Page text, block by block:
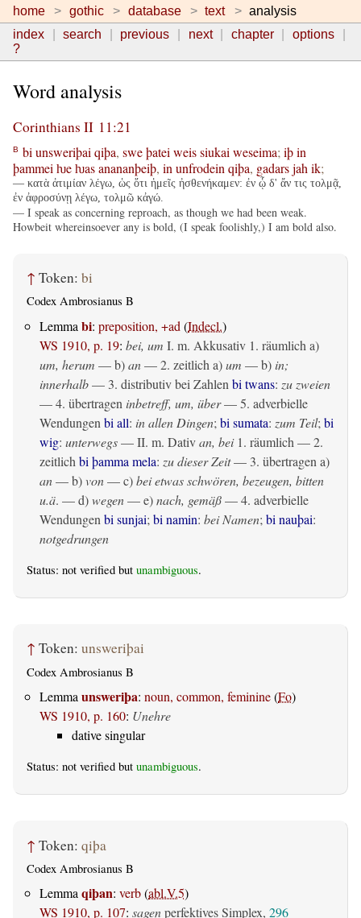
home gothic database text
analysis
index
search previous next chapter
options
?
Word analysis
Corinthians II 11:21
B bi unsweriþai qiþa, sweþatei weissiukai weseima; iþin
þammei ƕeƕasanananþeiþ, in unfrodein qiþa, gadarsjah ik;
— κατὰ ἀτιμίαν λέγω, ὡς ὅτι ἡμεῖς ἠσθενήκαμεν: ἐν ᾧ δ' ἄν τις τολμᾷ,
ἐν ἀφροσύνῃ λέγω, τολμῶ κἀγώ.
— I speak as concerning reproach, as though we had been weak.
Howbeit whereinsoever any is bold, (I speak foolishly,) I am bold also.
↑ Token: bi
Codex Ambrosianus B
Lemma bi: preposition, +ad (Indecl.)
WS 1910, p. 19: bei, um I. m. Akkusativ 1. räumlich a)
um, herum — b)an— 2. zeitlich a)um — b) in;
innerhalb— 3. distributiv bei Zahlen bi twans: zu zweien
— 4. übertragen inbetreff, um, über— 5. adverbielle
Wendungen bi all: in allen Dingen; bi sumata: zum Teil; bi
wig: unterwegs— II. m. Dativan, bei1. räumlich — 2.
zeitlich bi þamma mela: zu dieser Zeit— 3. übertragen a)
an— b)von— c)bei etwas schwören, bezeugen, bitten
u.ä. — d)wegen— e)nach, gemäß— 4. adverbielle
Wendungen bi sunjai; bi namin: bei Namen; bi nauþai:
notgedrungen
Status: not verified but unambiguous.
↑ Token: unsweriþai
Codex Ambrosianus B
Lemma unsweriþa: noun, common, feminine(Fo)
WS 1910, p. 160: Unehre
dative singular
Status: not verified but unambiguous.
↑ Token: qiþa
Codex Ambrosianus B
Lemmaqiþan: verb(abl.V.5)
WS 1910, p. 107: sagenperfektives Simplex, 296